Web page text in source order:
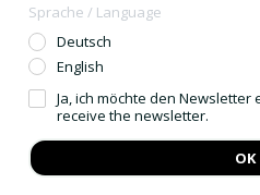
Sprache / Language
Deutsch
English
Ja, ich möchte den Newsletter
receive the newsletter.
OK